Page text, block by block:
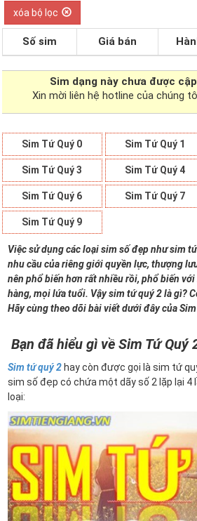
xóa bộ lọc
Số sim Giá bán
Sim dạng này chưa được
Xin mời liên hệ hotline của chúng
Sim Tứ Quý 0 Sim Tứ Quý 1
Sim Tứ Quý 3 Sim Tứ Quý 4
Sim Tứ Quý 6 Sim Tứ Quý 7
Sim Tứ Quý 9
Việc sử dụng các loại sim số đẹp như sim
nhu cầu của riêng giới quyền lực, thượng
nên phổ biến hơn rất nhiều rồi, phổ biến
hàng, mọi lứa tuổi. Vậy sim tứ quý 2 là gì?
Hãy cùng theo dõi bài viết dưới đây của
Bạn đã hiểu gì về Sim Tứ Quý
Sim tứ quý 2 hay còn được gọi là sim tứ
sim số đẹp có chứa một dãy số 2 lặp lại 4
loại: